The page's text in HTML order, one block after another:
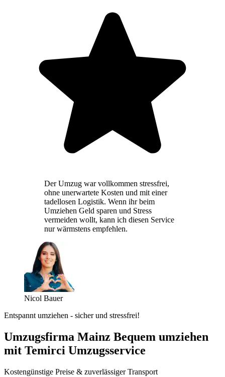
Der Umzug war vollkommen stressfrei,
ohne unerwartete Kosten und mit einer
tadellosen Logistik. Wenn ihr beim
Umziehen Geld sparen und Stress
vermeiden wollt, kann ich diesen Service
nur wärmstens empfehlen.
Nicol Bauer
Entspannt umziehen - sicher und stressfrei!
Umzugsfirma Mainz Bequem umziehen
mit Temirci Umzugsservice
Kostengünstige Preise & zuverlässiger Transport